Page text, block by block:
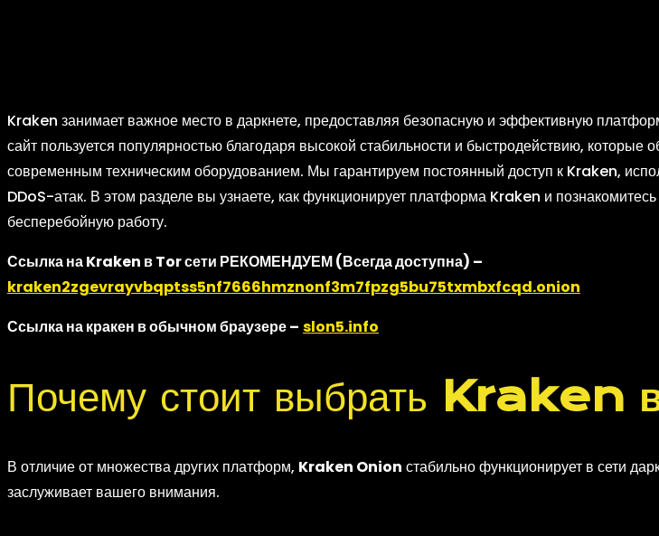
Kraken занимает важное место в даркнете, предоставляя безопасную и эффективную
сайт пользуется популярностью благодаря высокой стабильности и быстродействию,
современным техническим оборудованием. Мы гарантируем постоянный доступ к Kraken,
DDoS-атак. В этом разделе вы узнаете, как функционирует платформа Kraken и
бесперебойную работу.
Ссылка на Kraken в Tor сети РЕКОМЕНДУЕМ (Всегда доступна) –
kraken2zgevrayvbqptss5nf7666hmznonf3m7fpzg5bu75txmbxfcqd.onion
Ссылка на кракен в обычном браузере – slon5.info
Почему стоит выбрать Kraken в
В отличие от множества других платформ, Kraken Onion стабильно функционирует в сети
заслуживает вашего внимания.